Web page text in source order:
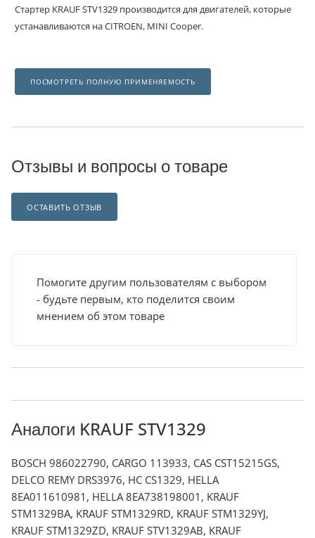
Стартер KRAUF STV1329 производится для двигателей, которые
устанавливаются на CITROEN, MINI Cooper.
ПОСМОТРЕТЬ ПОЛНУЮ ПРИМЕНЯЕМОСТЬ
Отзывы и вопросы о товаре
ОСТАВИТЬ ОТЗЫВ
Помогите другим пользователям с выбором
- будьте первым, кто поделится своим
мнением об этом товаре
Аналоги KRAUF STV1329
BOSCH 986022790, CARGO 113933, CAS CST15215GS,
DELCO REMY DRS3976, HC CS1329, HELLA
8EA011610981, HELLA 8EA738198001, KRAUF
STM1329BA, KRAUF STM1329RD, KRAUF STM1329YJ,
KRAUF STM1329ZD, KRAUF STV1329AB, KRAUF